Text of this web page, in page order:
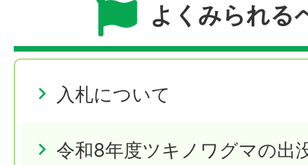
よくみられる
入札について
令和8年度ツキノワグマの出